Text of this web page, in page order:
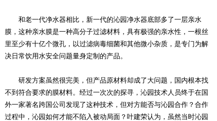
和老一代净水器相比，新一代的沁园净水器底部多了一层亲水
膜，这种亲水膜是一种高分子过滤材料，具有极强的亲水性，一根丝
里至少有十亿个微孔，以过滤病毒细菌和其他微小杂质，是专门为解
决日常饮用水安全问题量身定制的产品。
研发方案虽然很完美，但产品原材料却成了大问题，国内根本找
不到符合要求的膜材料。经过一次次的探寻，沁园技术人员终于在国
外一家著名跨国公司发现了这种技术，但对方能否与沁园合作？合作
过程中，沁园如何才能不陷入被动局面？叶建荣认为，虽然当时沁园